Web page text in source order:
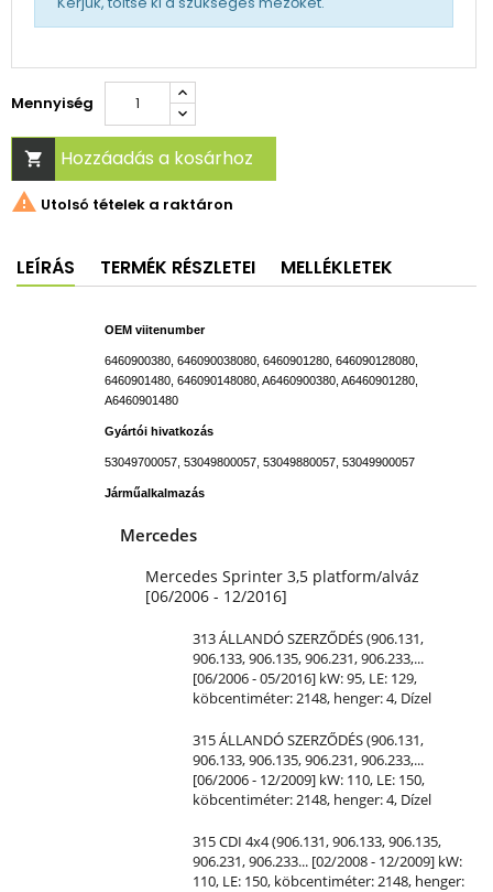
Mennyiség
 Hozzáadás a kosárhoz
 Utolsó tételek a raktáron
LEÍRÁS TERMÉK RÉSZLETEI MELLÉKLETEK
OEM viitenumber
6460900380, 646090038080, 6460901280, 646090128080,
6460901480, 646090148080, A6460900380, A6460901280,
A6460901480
Gyártói hivatkozás
53049700057, 53049800057, 53049880057, 53049900057
Járműalkalmazás
Mercedes
Mercedes Sprinter 3,5 platform/alváz
[06/2006 - 12/2016]
313 ÁLLANDÓ SZERZŐDÉS (906.131,
906.133, 906.135, 906.231, 906.233,...
[06/2006 - 05/2016] kW: 95, LE: 129,
köbcentiméter: 2148, henger: 4, Dízel
315 ÁLLANDÓ SZERZŐDÉS (906.131,
906.133, 906.135, 906.231, 906.233,...
[06/2006 - 12/2009] kW: 110, LE: 150,
köbcentiméter: 2148, henger: 4, Dízel
315 CDI 4x4 (906.131, 906.133, 906.135,
906.231, 906.233... [02/2008 - 12/2009] kW:
110, LE: 150, köbcentiméter: 2148, henger: